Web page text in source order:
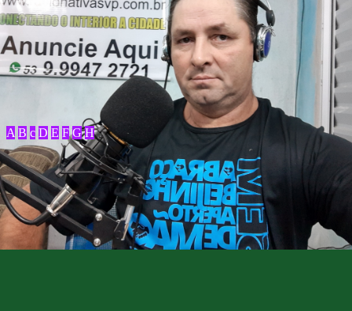
A B c D E F G H